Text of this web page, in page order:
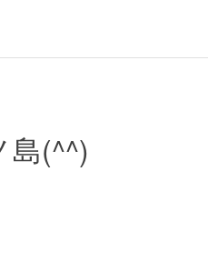
島(^^)